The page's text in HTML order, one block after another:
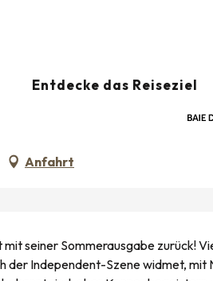
Entdecke das Reiseziel
ROCK -
Anfahrt
mit seiner Sommerausgabe zurück!
der Independent-Szene widmet, mit